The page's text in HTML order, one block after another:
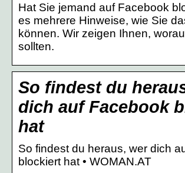
Hat Sie jemand auf Facebook
es mehrere Hinweise, wie Sie
können. Wir zeigen Ihnen,
sollten.
So findest du
dich auf Facebook
hat
So findest du heraus, wer dich
blockiert hat • WOMAN.AT